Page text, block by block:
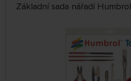
Základní sada nářadí Humbrol